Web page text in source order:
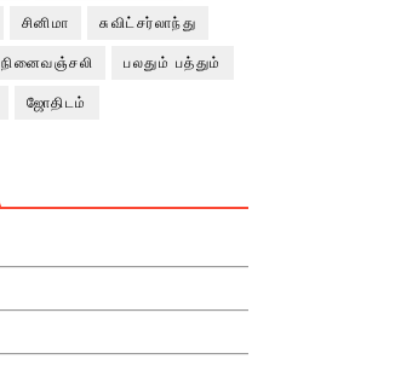
சினிமா சுவிட்சர்லாந்து
நினைவஞ்சலி பலதும் பத்தும்
ஜோதிடம்